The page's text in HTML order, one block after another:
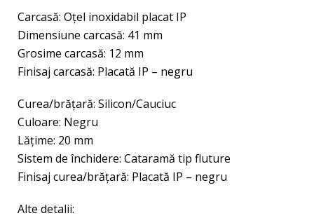
Carcasă: Oțel inoxidabil placat IP
Dimensiune carcasă: 41 mm
Grosime carcasă: 12 mm
Finisaj carcasă: Placată IP – negru
Curea/brăţară: Silicon/Cauciuc
Culoare: Negru
Lăţime: 20 mm
Sistem de închidere: Cataramă tip fluture
Finisaj curea/brățară: Placată IP – negru
Alte detalii: